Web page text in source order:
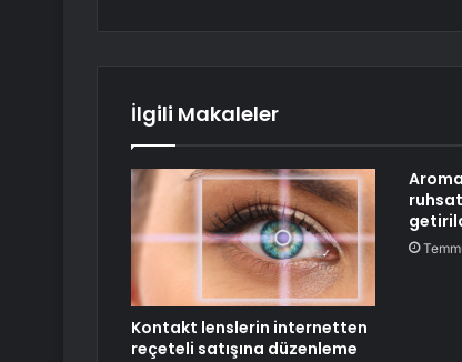
İlgili Makaleler
Kontakt lenslerin internetten
reçeteli satışına düzenleme